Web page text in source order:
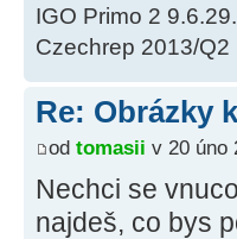
IGO Primo 2
Czechrep 2013/Q2
Re: Obrázky
od tomasii v 20 úno
Nechci se
najdeš, co bys